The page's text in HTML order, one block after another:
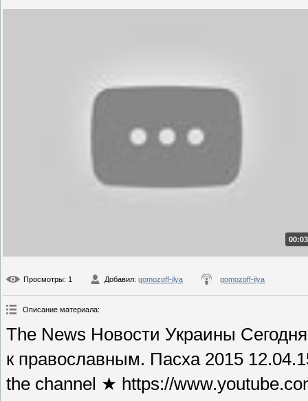
Просмотры: 1 Добавил: gomozoff-ilya gomozoff-ilya
Описание материала:
The News Новости Украины
к православным. Пасха 2015
the channel ★ https://